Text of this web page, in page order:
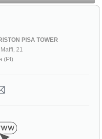
PISA TOWER
21
(PI)